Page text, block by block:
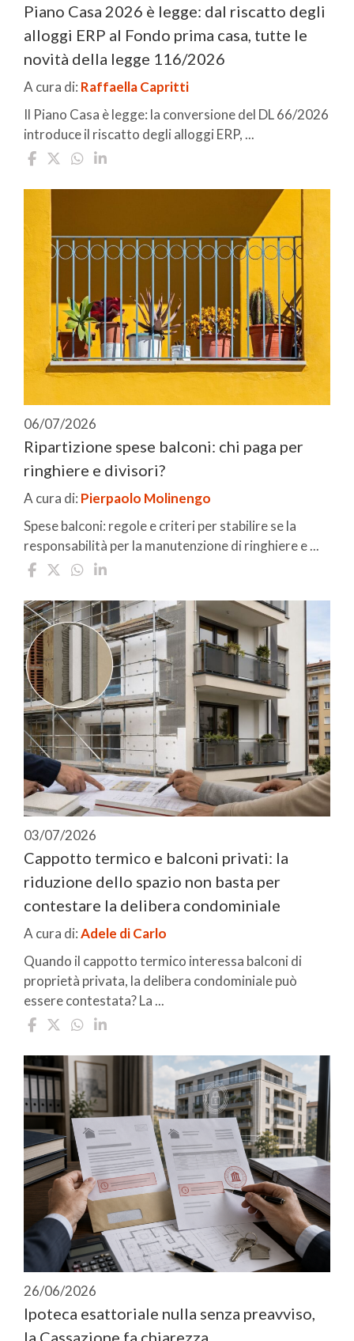
Piano Casa 2026 è legge: dal riscatto degli
alloggi ERP al Fondo prima casa, tutte le
novità della legge 116/2026
A cura di: Raffaella Capritti
Il Piano Casa è legge: la conversione del DL 66/2026
introduce il riscatto degli alloggi ERP, ...
06/07/2026
Ripartizione spese balconi: chi paga per
ringhiere e divisori?
A cura di: Pierpaolo Molinengo
Spese balconi: regole e criteri per stabilire se la
responsabilità per la manutenzione di ringhiere e ...
03/07/2026
Cappotto termico e balconi privati: la
riduzione dello spazio non basta per
contestare la delibera condominiale
A cura di:Adele di Carlo
Quando il cappotto termico interessa balconi di
proprietà privata, la delibera condominiale può
essere contestata? La ...
26/06/2026
Ipoteca esattoriale nulla senza preavviso,
la Cassazione fa chiarezza